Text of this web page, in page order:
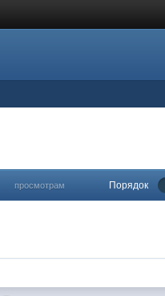
просмотрам Порядок